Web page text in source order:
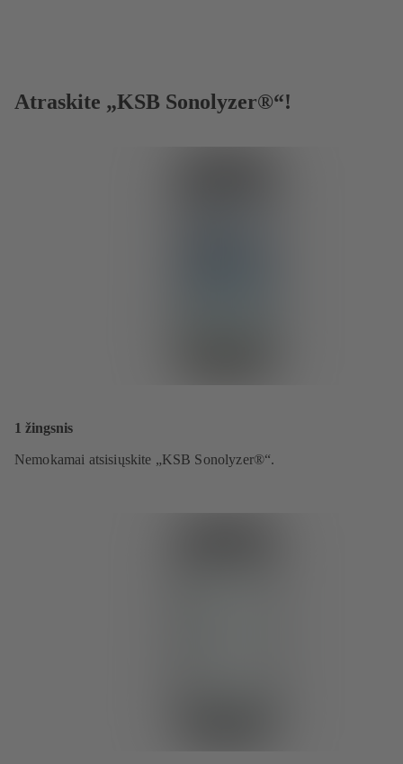
Atraskite „KSB Sonolyzer®“!
1 žingsnis
Nemokamai atsisiųskite „KSB Sonolyzer®“.